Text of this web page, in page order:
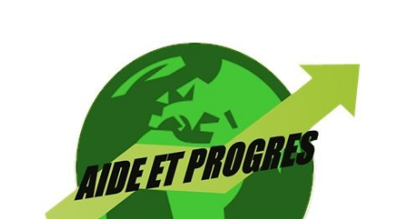
ONG
Aide
et
Progrès